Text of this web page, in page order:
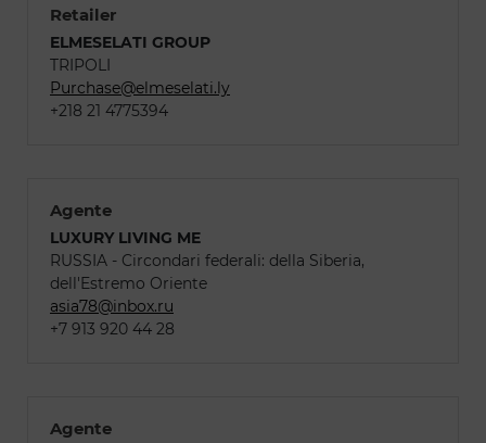
Retailer
ELMESELATI GROUP
TRIPOLI
Purchase@elmeselati.ly
+218 21 4775394
Agente
LUXURY LIVING ME
RUSSIA - Circondari federali: della Siberia,
dell'Estremo Oriente
asia78@inbox.ru
+7 913 920 44 28
Agente